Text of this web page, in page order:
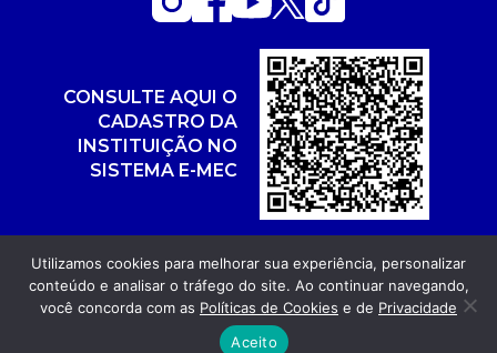
CONSULTE AQUI O
CADASTRO DA
INSTITUIÇÃO NO
SISTEMA E-MEC
Copyright 2026. Todos os direitos reservados.
Desenvolvimento: POR FUEL AGÊNCIA WEB
Utilizamos cookies para melhorar sua experiência, personalizar
conteúdo e analisar o tráfego do site. Ao continuar navegando,
você concorda com as Políticas de Cookies e de Privacidade
Aceito